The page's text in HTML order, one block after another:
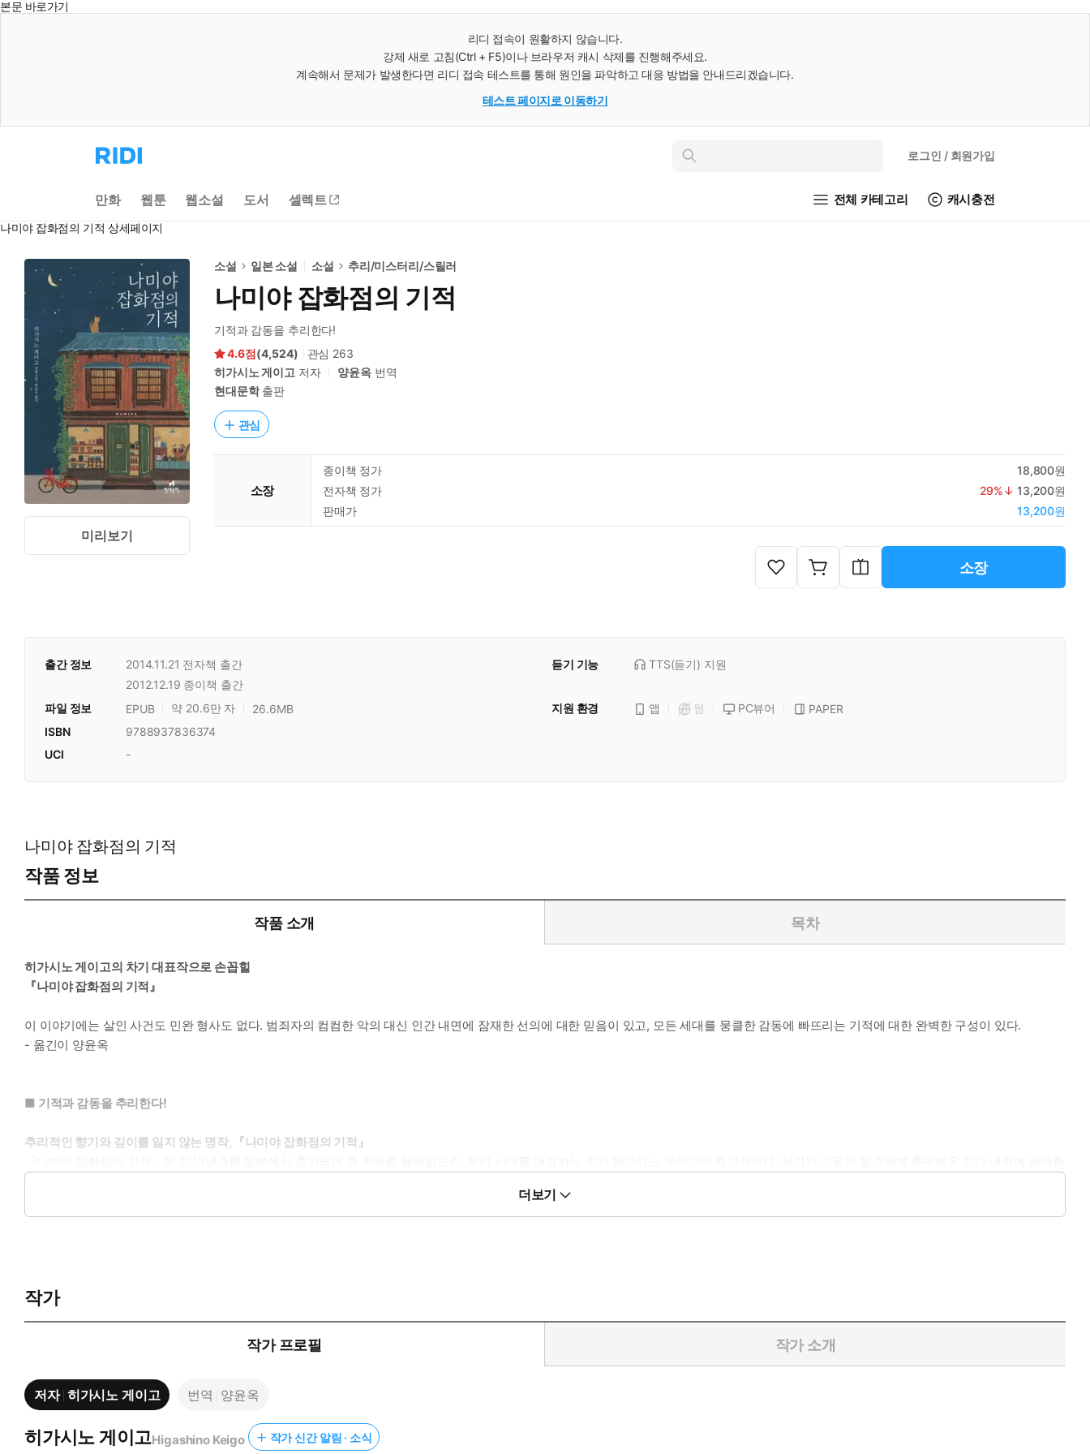
본문 바로가기
리디 접속이 원활하지 않습니다.
강제 새로 고침(Ctrl + F5)이나 브라우저 캐시 삭제를 진행해주세요.
계속해서 문제가 발생한다면 리디 접속 테스트를 통해 원인을 파악하고 대응 방법을 안내드리겠습니다.
테스트 페이지로 이동하기
리
디
으
로
동
인
로그인 / 회원가입
만화 웹툰 웹소설 도서 셀렉트 전체 카테고리 캐시충전
나미야 잡화점의 기적 상세페이지
미리보기
소설 일본 소설 소설 추리/미스터리/스릴러
나미야 잡화점의 기적
기적과 감동을 추리한다!
4.6
(4,524) 관심 263
히가시노 게이고 저자 양윤옥 번역
현대문학출판
관심
소장
종이책 정가
18,800원
전자책 정가
29%↓ 13,200원
판매가
13,200원
소장
출간 정보 2014.11.21 전자책 출간
2012.12.19 종이책 출간
듣기 기능 TTS(듣기) 지원
파일 정보 EPUB 약 20.6만 자 26.6MB 지원 환경 앱 웹 PC뷰어
PAPER
ISBN
9788937836374
UCI
-
나미야 잡화점의 기적
작품 정보
작품 소개 목차
히가시노 게이고의 차기 대표작으로 손꼽힐
『나미야 잡화점의 기적』
이 이야기에는 살인 사건도 민완 형사도 없다. 범죄자의 컴컴한 악의 대신 인간 내면에 잠재한 선의에 대한 믿음이 있고, 모든 세대를 뭉클한 감동에 빠뜨리는 기적에 대한 완벽한 구성이 있다.
- 옮긴이 양윤옥
■ 기적과 감동을 추리한다!
추리적인 향기와 깊이를 잃지 않는 명작,『나미야 잡화점의 기적』
는 듯한 치밀한 짜임새는 과연 히가시노 게이고의 작품답게 명불허전의 짜릿한 쾌감을 선사하며 감동을 자아내 작가의 고정 독자를 충분히 매료시킨다.
×× 시 외곽에 자리한 나미야 잡화점은 30여 년간 비어 있던 오래된 가게이다. 어느 날 이곳에 삼인조 좀도둑들이 숨어든다. 이들은 어릴 때부터 아동복지시설에서 함께 자란 친구 사이로 몇 시간 전
강도짓을 하고 경찰의 눈을 피해 달아나던 참이었다. 인적이 드문 외딴집인 줄로만 알았는데 난데없이 ‘나미야 잡화점 주인’ 앞으로 의문의 편지 한 통이 도착하고, 세 사람은 얼떨결에 편지를 열어 본
다. 알고 보니 과거의 사람이 보낸 고민 상담 편지가 시공간을 초월해 현재의 잡화점 우편함으로 들어온 것이었다. 처음에는 누군가 자신들을 노리고 장난을 치고 있다고 생각했다가 하늘에서 툭 떨어
진 듯한 이상한 편지에 이끌려 답장을 해주기 시작한다. 하나로 그칠 줄 알았던 편지가 계속해서 도착하고 어느새 세 사람은 고민을 적어 보낸 이들의 앞날이 어떻게 풀릴지 자신들의 일처럼 진심으로
걱정하게 된다.
각 장마다 고민 상담 편지를 보낸 이들의 애틋한 사연이 담겨 있고 세 번째 장에서는 32년 전 나미야 잡화점의 원래 주인이었던 ‘나미야 유지’가 어떻게 해서 사람들의 고민 편지를 받게 되었는지 그 과
정이 자세히 펼쳐진다. 수십 년 전 나미야 유지에게 고민을 상담하는 편지가 무슨 이유로 현재는 비어 있는 가게 우편함으로 들어왔는지, 과연 그것이 우연인지 필연인지에 대한 비밀은 이야기가 거듭
될수록 조금씩 풀려간다. 그리고 놀라운 기적이 일어나기 시작한다.
더보기
작가
작가 프로필 작가 소개
저자 히가시노 게이고 번역 양윤옥
히가시노 게이고Higashino Keigo 작가 신간 알림 · 소식